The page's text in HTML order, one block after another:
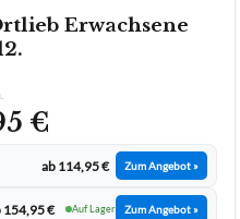
Erwachsene
€
ab 114,95 € Zum Angebot »
154,95 € Auf Lager Zum Angebot »